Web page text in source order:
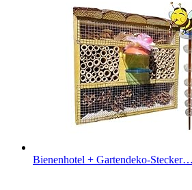
Bienenhotel + Gartendeko-Stecker…